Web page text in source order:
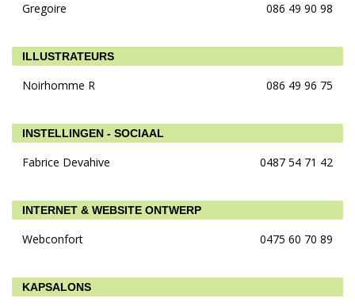
Gregoire 086 49 90 98
ILLUSTRATEURS
Noirhomme R 086 49 96 75
INSTELLINGEN - SOCIAAL
Fabrice Devahive 0487 54 71 42
INTERNET & WEBSITE ONTWERP
Webconfort 0475 60 70 89
KAPSALONS